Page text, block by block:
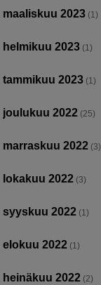
maaliskuu 2023 (1)
helmikuu 2023 (1)
tammikuu 2023 (1)
joulukuu 2022 (25)
marraskuu 2022 (3)
lokakuu 2022 (3)
syyskuu 2022 (1)
elokuu 2022 (1)
heinäkuu 2022 (2)